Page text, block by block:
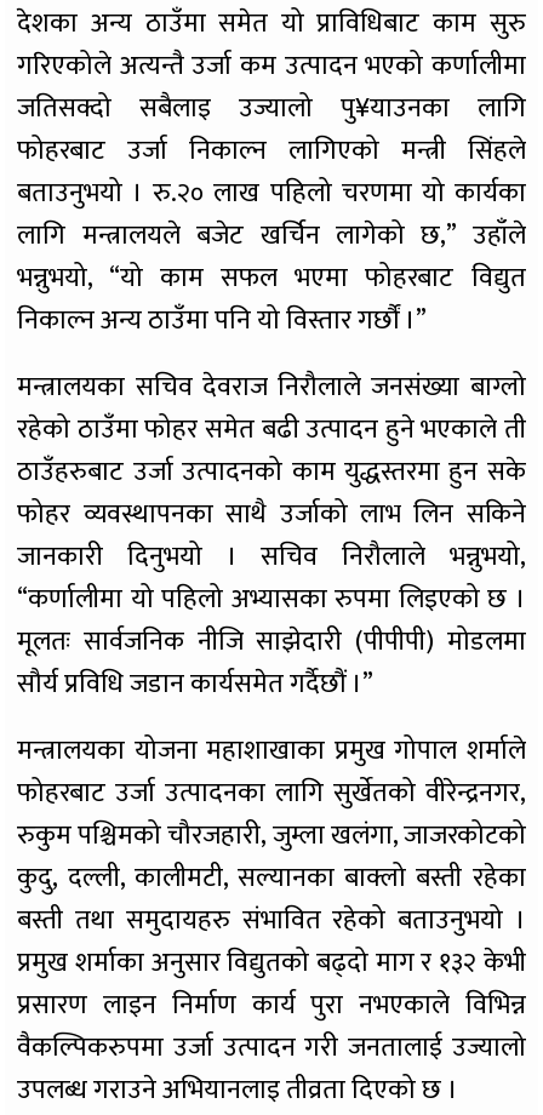
देशका अन्य ठाउँमा समेत यो प्राविधिबाट काम सुरु
गरिएकोले अत्यन्तै उर्जा कम उत्पादन भएको कर्णालीमा
जतिसक्दो सबैलाइ उज्यालो पु¥याउनका लागि
फोहरबाट उर्जा निकाल्न लागिएको मन्त्री सिंहले
बताउनुभयो । रु.२० लाख पहिलो चरणमा यो कार्यका
लागि मन्त्रालयले बजेट खर्चिन लागेको छ,” उहाँले
भन्नुभयो, “यो काम सफल भएमा फोहरबाट विद्युत
निकाल्न अन्य ठाउँमा पनि यो विस्तार गर्छौं ।”
मन्त्रालयका सचिव देवराज निरौलाले जनसंख्या बाग्लो
रहेको ठाउँमा फोहर समेत बढी उत्पादन हुने भएकाले ती
ठाउँहरुबाट उर्जा उत्पादनको काम युद्धस्तरमा हुन सके
फोहर व्यवस्थापनका साथै उर्जाको लाभ लिन सकिने
जानकारी दिनुभयो । सचिव निरौलाले भन्नुभयो,
“कर्णालीमा यो पहिलो अभ्यासका रुपमा लिइएको छ ।
मूलतः सार्वजनिक नीजि साझेदारी (पीपीपी) मोडलमा
सौर्य प्रविधि जडान कार्यसमेत गर्दैछौं ।”
मन्त्रालयका योजना महाशाखाका प्रमुख गोपाल शर्माले
फोहरबाट उर्जा उत्पादनका लागि सुर्खेतको वीरेन्द्रनगर,
रुकुम पश्चिमको चौरजहारी, जुम्ला खलंगा, जाजरकोटको
कुदु, दल्ली, कालीमटी, सल्यानका बाक्लो बस्ती रहेका
बस्ती तथा समुदायहरु संभावित रहेको बताउनुभयो ।
प्रमुख शर्माका अनुसार विद्युतको बढ्दो माग र १३२ केभी
प्रसारण लाइन निर्माण कार्य पुरा नभएकाले विभिन्न
वैकल्पिकरुपमा उर्जा उत्पादन गरी जनतालाई उज्यालो
उपलब्ध गराउने अभियानलाइ तीव्रता दिएको छ ।